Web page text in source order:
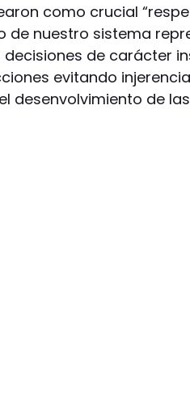
como crucial
de nuestro sistema
de carácter
evitando
desenvolvimiento de